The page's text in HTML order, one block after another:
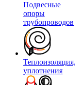
Подвесные
опоры
трубопроводов
Теплоизоляция,
уплотнения